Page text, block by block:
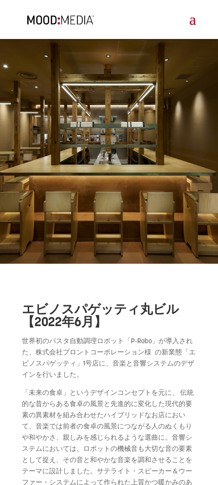
エビノスパゲッティ丸ビル
【2022年6月】
世界初のパスタ 自動調理ロボット「P-Robo」が導入され
た、 株式会社プロントコーポレーション様 の新業態「エ
ビノ スパゲッティ 」1号店に、 音楽と音響システムのデザ
インを行いました。
「未来の食卓」というデザインコンセプトを元に、 伝統
的な昔からある食卓の風景と先進的に変化した現代的要
素の異素材を組み合わせたハイブリッドなお店におい
て、 音楽では前者の食卓の風景につながる人のぬくもり
や和やかさ、 親しみを感じられるような選曲に。音響シ
ステムにおいては、
ロボットの機械音も大切な音の要素
として捉え、 その音と和やかな音楽を調和させることを
テーマに設計しました。 サテライト・スピーカー＆ウー
ファー・ システムによって作られた上質かつ暖かみのあ